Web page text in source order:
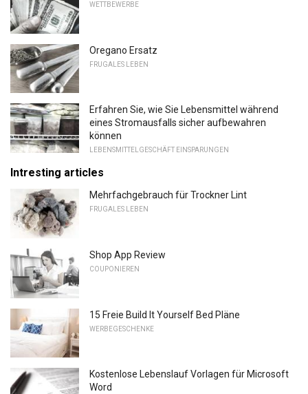
WETTBEWERBE
Oregano Ersatz
FRUGALES LEBEN
Erfahren Sie, wie Sie Lebensmittel während
eines Stromausfalls sicher aufbewahren
können
LEBENSMITTELGESCHÄFT EINSPARUNGEN
Intresting articles
Mehrfachgebrauch für Trockner Lint
FRUGALES LEBEN
Shop App Review
COUPONIEREN
15 Freie Build It Yourself Bed Pläne
WERBEGESCHENKE
Kostenlose Lebenslauf Vorlagen für Microsoft
Word